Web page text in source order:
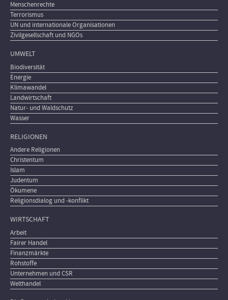
Menschenrechte
Terrorismus
UN und internationale Organisationen
Zivilgesellschaft und NGOs
UMWELT
Biodiversität
Energie
Klimawandel
Landwirtschaft
Natur- und Waldschutz
Wasser
RELIGIONEN
Andere Religionen
Christentum
Islam
Judentum
Ökumene
Religionsdialog und -konflikt
WIRTSCHAFT
Arbeit
Fairer Handel
Finanzmärkte
Rohstoffe
Unternehmen und CSR
Welthandel